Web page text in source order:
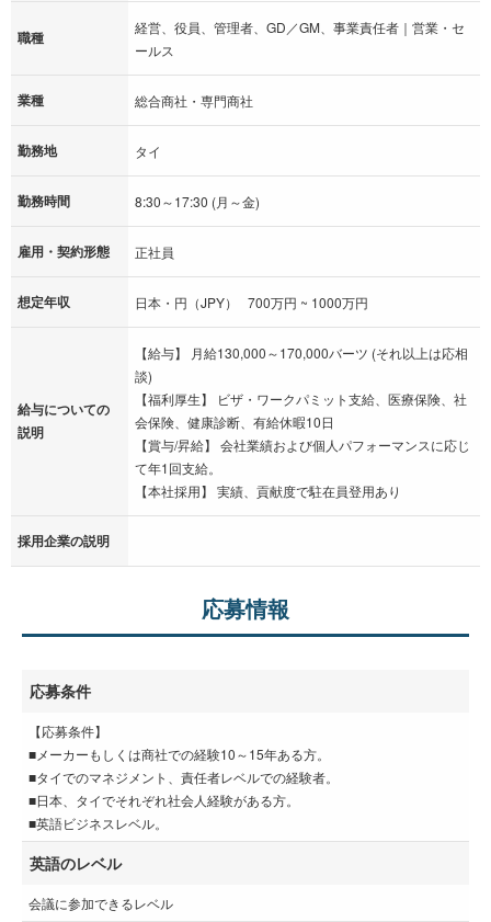
職種
経営、役員、管理者、GD／GM、事業責任者｜営業・セ
ールス
業種 総合商社・専門商社
勤務地 タイ
勤務時間 8:30～17:30 (月～金)
雇用・契約形態 正社員
想定年収 日本・円（JPY） 700万円 ~ 1000万円
給与についての
説明
【給与】 月給130,000～170,000バーツ (それ以上は応相
談)
【福利厚生】 ビザ・ワークパミット支給、医療保険、社
会保険、健康診断、有給休暇10日
【賞与/昇給】 会社業績および個人パフォーマンスに応じ
て年1回支給。
【本社採用】 実績、貢献度で駐在員登用あり
採用企業の説明
応募情報
応募条件
【応募条件】
■メーカーもしくは商社での経験10～15年ある方。
■タイでのマネジメント、責任者レベルでの経験者。
■日本、タイでそれぞれ社会人経験がある方。
■英語ビジネスレベル。
英語のレベル
会議に参加できるレベル